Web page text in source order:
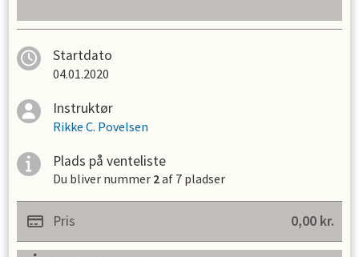
Startdato
04.01.2020
Instruktør
Rikke C. Povelsen
Plads på venteliste
Du bliver nummer 2af 7 pladser
Pris 0,00 kr.